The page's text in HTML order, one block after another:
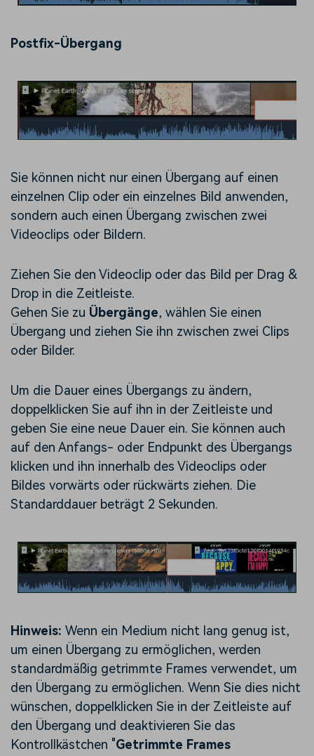
Postfix-Übergang
Sie können nicht nur einen Übergang auf einen
einzelnen Clip oder ein einzelnes Bild anwenden,
sondern auch einen Übergang zwischen zwei
Videoclips oder Bildern.
Ziehen Sie den Videoclip oder das Bild per Drag &
Drop in die Zeitleiste.
Gehen Sie zu Übergänge, wählen Sie einen
Übergang und ziehen Sie ihn zwischen zwei Clips
oder Bilder.
Um die Dauer eines Übergangs zu ändern,
doppelklicken Sie auf ihn in der Zeitleiste und
geben Sie eine neue Dauer ein. Sie können auch
auf den Anfangs- oder Endpunkt des Übergangs
klicken und ihn innerhalb des Videoclips oder
Bildes vorwärts oder rückwärts ziehen. Die
Standarddauer beträgt 2 Sekunden.
Hinweis: Wenn ein Medium nicht lang genug ist,
um einen Übergang zu ermöglichen, werden
standardmäßig getrimmte Frames verwendet, um
den Übergang zu ermöglichen. Wenn Sie dies nicht
wünschen, doppelklicken Sie in der Zeitleiste auf
den Übergang und deaktivieren Sie das
Kontrollkästchen "Getrimmte Frames